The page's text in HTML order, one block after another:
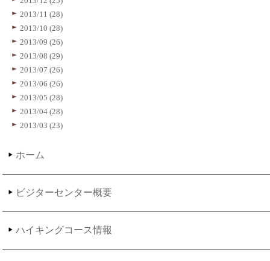
2013/11 (28)
2013/10 (28)
2013/09 (26)
2013/08 (29)
2013/07 (26)
2013/06 (26)
2013/05 (28)
2013/04 (28)
2013/03 (23)
ホーム
ビジターセンター概要
ハイキングコース情報